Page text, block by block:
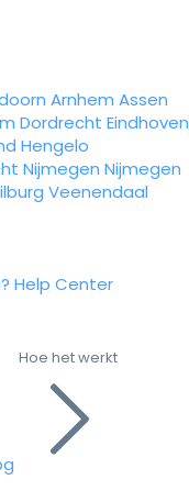
Arnhem Assen
Dordrecht Eindhoven
Hengelo
Nijmegen Nijmegen
Veenendaal
Help Center
Hoe het werkt